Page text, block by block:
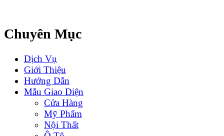
Chuyên Mục
Dịch Vụ
Giới Thiệu
Hướng Dẫn
Mẫu Giao Diện
Cửa Hàng
Mỹ Phẩm
Nội Thất